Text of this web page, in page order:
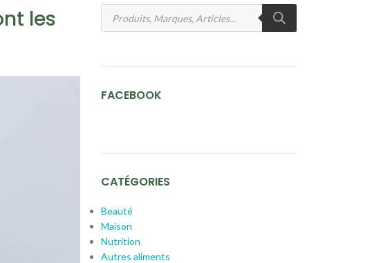
les
FACEBOOK
CATÉGORIES
Beauté
Maison
Nutrition
Autres aliments